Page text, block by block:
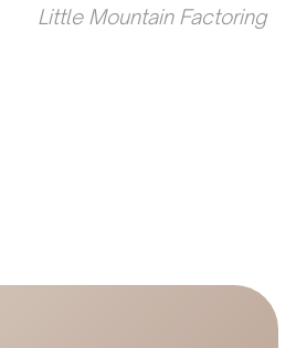
Little Mountain Factoring